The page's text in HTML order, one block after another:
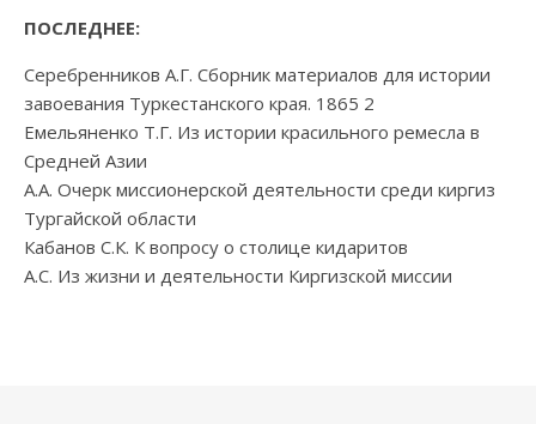
ПОСЛЕДНЕЕ:
Серебренников А.Г. Сборник материалов для истории
завоевания Туркестанского края. 1865 2
Емельяненко Т.Г. Из истории красильного ремесла в
Средней Азии
А.А. Очерк миссионерской деятельности среди киргиз
Тургайской области
Кабанов С.К. К вопросу о столице кидаритов
А.С. Из жизни и деятельности Киргизской миссии